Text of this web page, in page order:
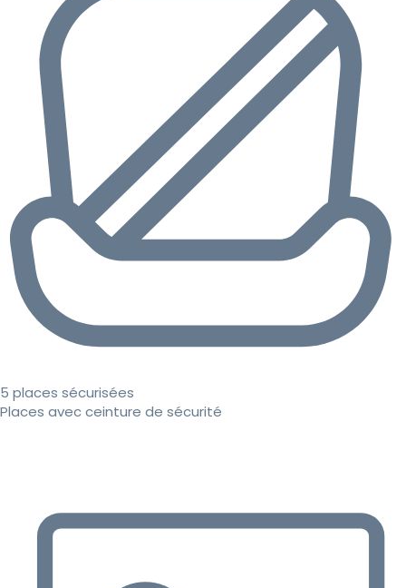
5 places sécurisées
Places avec ceinture de sécurité